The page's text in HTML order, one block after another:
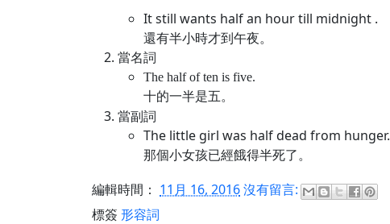
It still wants half an hour till midnight .
還有半小時才到午夜。
當名詞
The half of ten is five.
十的一半是五。
當副詞
The little girl was half dead from hunger.
那個小女孩已經餓得半死了。
編輯時間： 11月 16, 2016沒有留言:
標簽 形容詞